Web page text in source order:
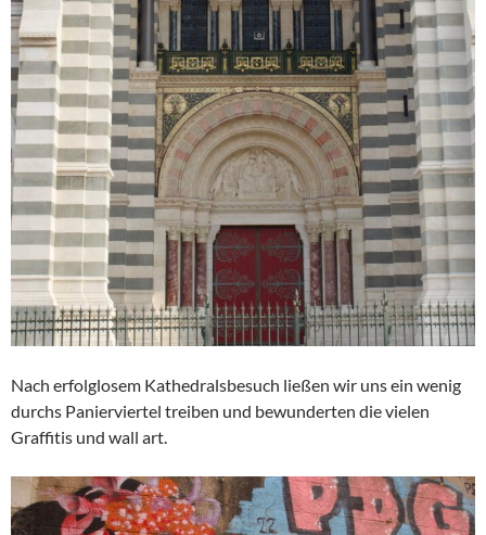
Nach erfolglosem Kathedralsbesuch ließen wir uns ein wenig
durchs Panierviertel treiben und bewunderten die vielen
Graffitis und wall art.